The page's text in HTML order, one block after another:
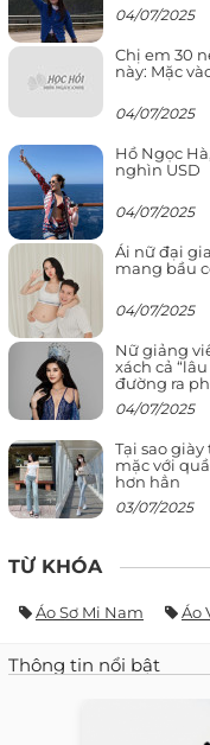
04/07/2025
Chị em 30
này: Mặc
04/07/2025
Hồ Ngọc
nghìn USD
04/07/2025
Ái nữ đại
mang bầu
04/07/2025
Nữ giảng
xách cả
đường ra
04/07/2025
Tại sao
mặc với
hơn hẳn
03/07/2025
TỪ KHÓA
Áo Sơ Mi Nam Áo
Thông tin nổi bật